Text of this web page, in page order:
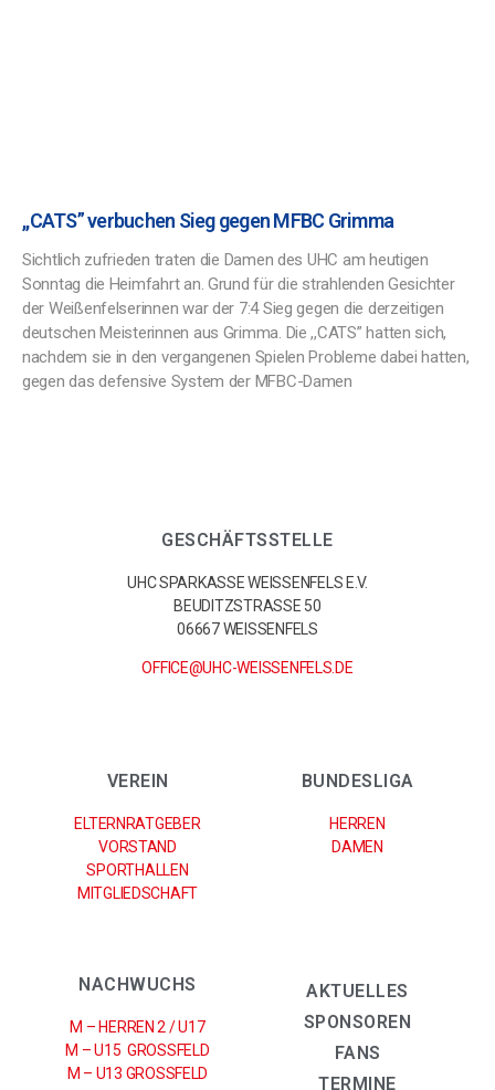
,,CATS” verbuchen Sieg gegen MFBC Grimma
Sichtlich zufrieden traten die Damen des UHC am heutigen
Sonntag die Heimfahrt an. Grund für die strahlenden Gesichter
der Weißenfelserinnen war der 7:4 Sieg gegen die derzeitigen
deutschen Meisterinnen aus Grimma. Die ,,CATS” hatten sich,
nachdem sie in den vergangenen Spielen Probleme dabei hatten,
gegen das defensive System der MFBC-Damen
GESCHÄFTSSTELLE
UHC SPARKASSE WEISSENFELS E.V.
BEUDITZSTRASSE 50
06667 WEISSENFELS
OFFICE@UHC-WEISSENFELS.DE
VEREIN
ELTERNRATGEBER
VORSTAND
SPORTHALLEN
MITGLIEDSCHAFT
BUNDESLIGA
HERREN
DAMEN
NACHWUCHS
M – HERREN 2 / U17
M – U15 GROSSFELD
M – U13 GROSSFELD
AKTUELLES
SPONSOREN
FANS
TERMINE